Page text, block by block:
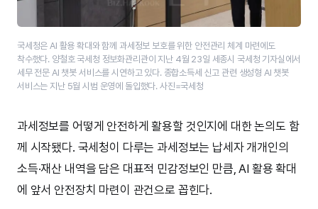
국세청은 AI 활용 확대와 함께 과세정보 보호를 위한 안전관리 체계 마련에도
착수했다. 양철호 국세청 정보화관리관이 지난 4월 23일 세종시 국세청 기자실에서
세무 전문 AI 챗봇 서비스를 시연하고 있다. 종합소득세 신고 관련 생성형 AI 챗봇
서비스는 지난 5월 시범 운영에 돌입했다. 사진=국세청
과세정보를 어떻게 안전하게 활용할 것인지에 대한 논의도 함
께 시작됐다. 국세청이 다루는 과세정보는 납세자 개개인의
소득·재산 내역을 담은 대표적 민감정보인 만큼, AI 활용 확대
에 앞서 안전장치 마련이 관건으로 꼽힌다.